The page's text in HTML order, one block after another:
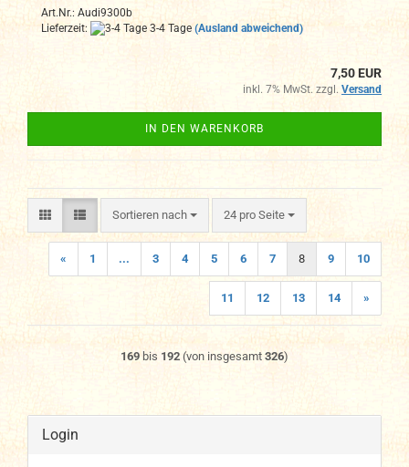
Art.Nr.: Audi9300b
Lieferzeit:
3-4 Tage (Ausland abweichend)
7,50 EUR
inkl. 7% MwSt. zzgl. Versand
IN DEN WARENKORB
Sortieren nach
Sortieren nach 24 pro Seite
pro Seite
« 1 ... 3 4 5 6 7 8 9 10
11 12 13 14 »
169bis 192 (von insgesamt 326)
Login